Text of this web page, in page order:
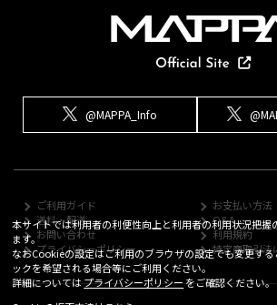
@MAPPA_Info
ご利用ガイド
お支払い方法
送料・配送
Q&A
お問い合わせ
利用規約
プライバシーポリシー
特定商取引法
本サイトでは利用者の利便性向上と利用者の利用状況把
ます。
なおCookieの設定はご利用のブラウザの設定でも変更す
ックを希望される場合等にご利用ください。
詳細についてはプライバシーポリシーをご確認ください。